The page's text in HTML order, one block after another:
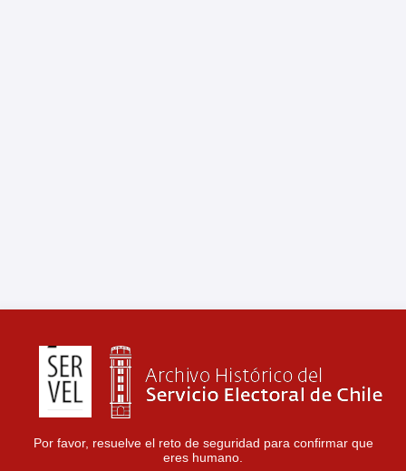
Por favor, resuelve el reto de seguridad para confirmar que
eres humano.